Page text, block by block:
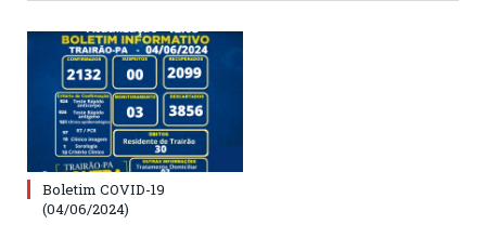
Boletim COVID-19
(04/06/2024)